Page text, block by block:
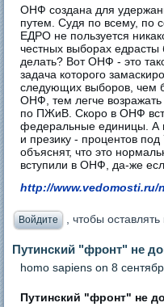
ОНФ создана для
путем. Судя по всему, по
ЕДРО не пользуется
честных выборах едрасты
делать? Вот ОНФ - это
задача которого
следующих выборов, чем
ОНФ, тем легче возражать
по ПЖиВ. Скоро в ОНФ
федеральные единицы. А
и презику - процентов
объяснят, что это
вступили в ОНФ, да-же
http://www.vedomosti.ru/
Войдите , чтобы
Путинский "фронт" не
homo sapiens on 8
Путинский "фронт" не